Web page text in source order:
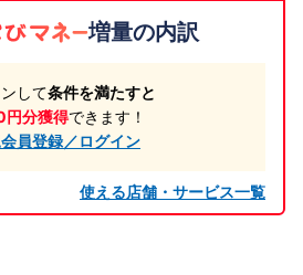
増量の内訳
して条件を満たすと
円分獲得できます！
員登録／ログイン
使える店舗・サービス一覧